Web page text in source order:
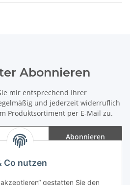
Co nutzen
gestatten Sie den
Abonnieren
mir entsprechend Ihrer
und jederzeit widerruflich
Produktsortiment per E-Mail zu.
Abonnieren